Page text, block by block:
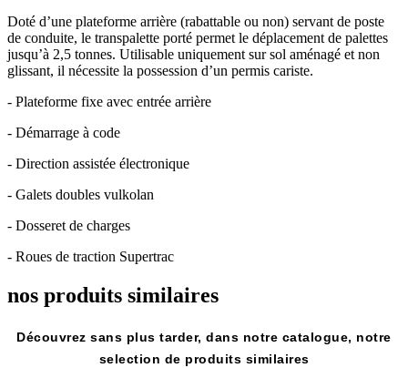
Doté d’une plateforme arrière (rabattable ou non) servant de poste
de conduite, le transpalette porté permet le déplacement de palettes
jusqu’à 2,5 tonnes. Utilisable uniquement sur sol aménagé et non
glissant, il nécessite la possession d’un permis cariste.
- Plateforme fixe avec entrée arrière
- Démarrage à code
- Direction assistée électronique
- Galets doubles vulkolan
- Dosseret de charges
- Roues de traction Supertrac
nos produits similaires
Découvrez sans plus tarder, dans notre catalogue, notre
selection de produits similaires